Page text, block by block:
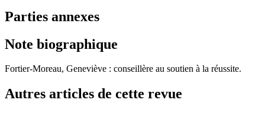
Parties annexes
Note biographique
Fortier-Moreau, Geneviève : conseillère au soutien à la réussite.
Autres articles de cette revue